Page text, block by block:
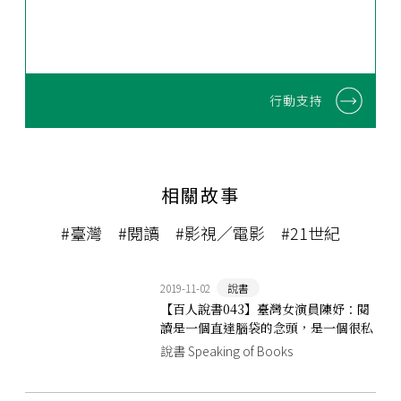
行動支持
相關故事
#臺灣 #閱讀 #影視／電影 #21世紀
2019-11-02 說書
【百人說書043】臺灣女演員陳妤：閱
讀是一個直達腦袋的念頭，是一個很私
密的行為
說書 Speaking of Books